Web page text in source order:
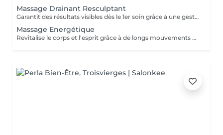
Massage Drainant Resculptant
Garantit des résultats visibles dès le 1er soin grâce à une gestuelle précise alliant des techniques de pompage et de drainage. Les jambes sont regalbées, le ventre est affiné.
Massage Energétique
Revitalise le corps et l'esprit grâce à de longs mouvements amples et rythmés s'inspirant du flux des vagues. Geste après geste, il infuse le corps d'une nouvelle énergie.